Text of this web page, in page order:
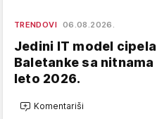
TRENDOVI 06.08.2026.
Jedini IT model
Baletanke sa
leto 2026.
Komentariši